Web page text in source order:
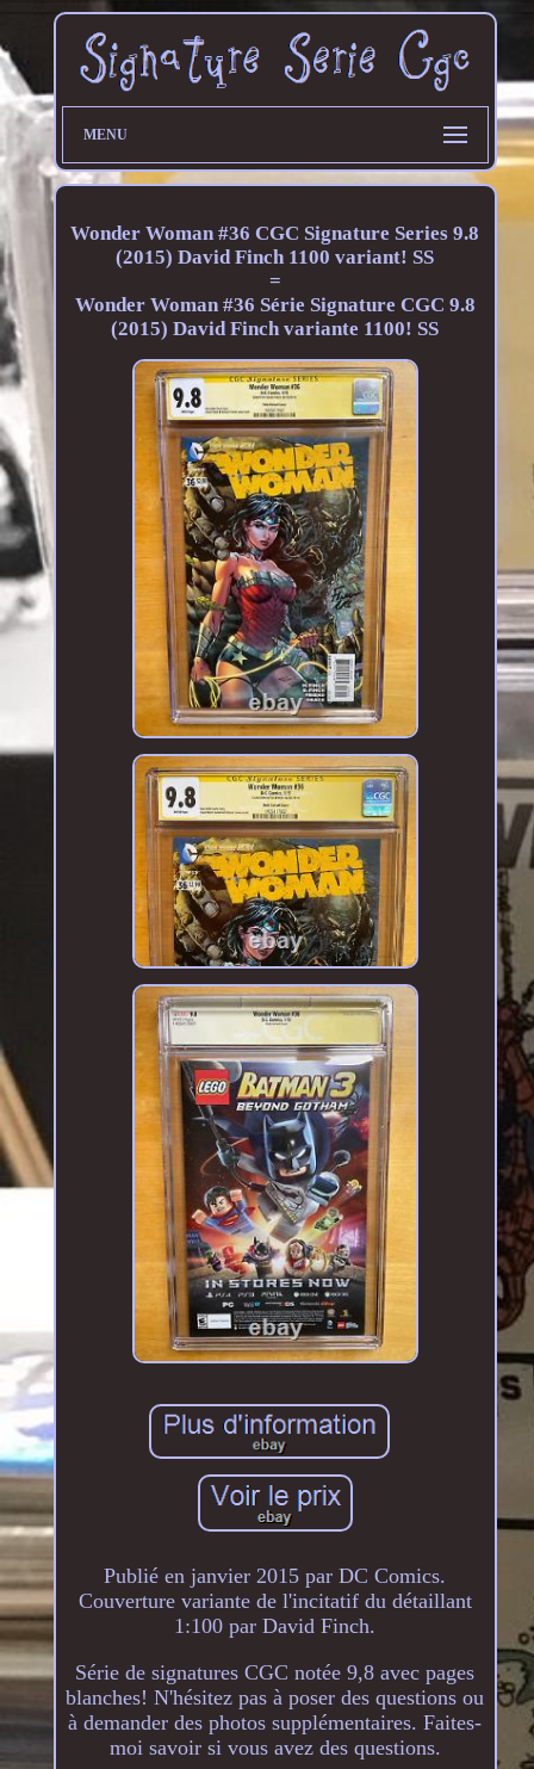
MENU
Wonder Woman #36 CGC Signature Series 9.8
(2015) David Finch 1100 variant! SS
=
Wonder Woman #36 Série Signature CGC 9.8
(2015) David Finch variante 1100! SS
Publié en janvier 2015 par DC Comics.
Couverture variante de l'incitatif du détaillant
1:100 par David Finch.
Série de signatures CGC notée 9,8 avec pages
blanches! N'hésitez pas à poser des questions ou
à demander des photos supplémentaires. Faites-
moi savoir si vous avez des questions.